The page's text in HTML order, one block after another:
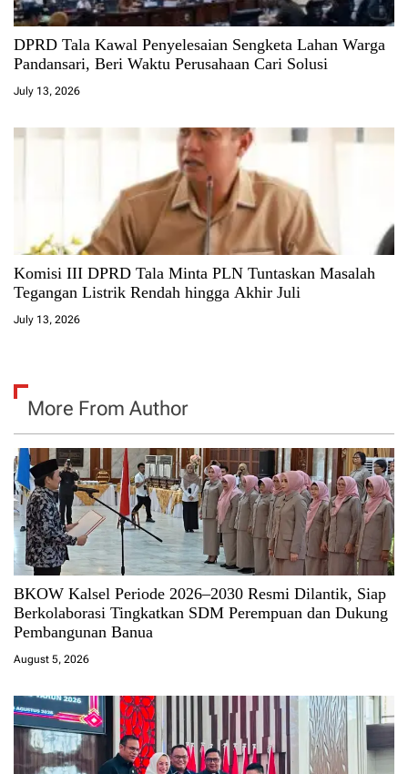
DPRD Tala Kawal Penyelesaian Sengketa Lahan Warga
Pandansari, Beri Waktu Perusahaan Cari Solusi
July 13, 2026
Komisi III DPRD Tala Minta PLN Tuntaskan Masalah
Tegangan Listrik Rendah hingga Akhir Juli
July 13, 2026
More From Author
BKOW Kalsel Periode 2026–2030 Resmi Dilantik, Siap
Berkolaborasi Tingkatkan SDM Perempuan dan Dukung
Pembangunan Banua
August 5, 2026